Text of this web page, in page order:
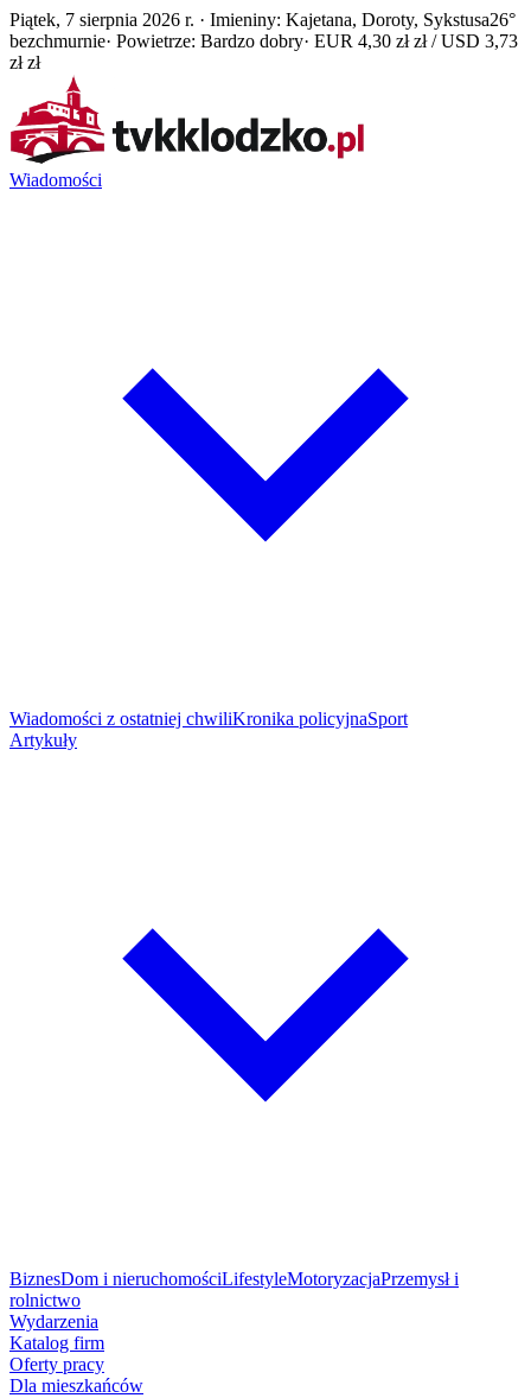
Piątek, 7 sierpnia 2026 r. · Imieniny: Kajetana, Doroty, Sykstusa26°
bezchmurnie· Powietrze: Bardzo dobry· EUR 4,30 zł zł / USD 3,73
zł zł
Wiadomości
Wiadomości z ostatniej chwiliKronika policyjnaSport
Artykuły
BiznesDom i nieruchomościLifestyleMotoryzacjaPrzemysł i
rolnictwo
Wydarzenia
Katalog firm
Oferty pracy
Dla mieszkańców